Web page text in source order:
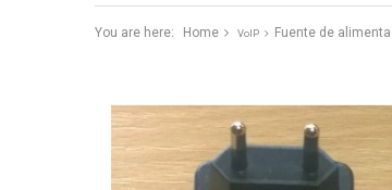
You are here: Home VoIP Fuente de